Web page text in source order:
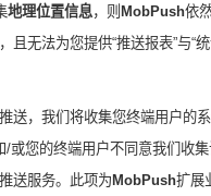
地理位置信息，则 MobPush依
无法为您提供“推送报表”与“
送，我们将收集您终端用户的
/或您的终端用户不同意我们收集
送服务。此项为MobPush扩展